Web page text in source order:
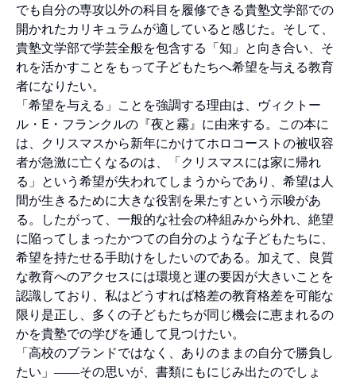
でも自分の専攻以外の科目を履修できる貴塾文学部での
開かれたカリキュラムが適していると感じた。そして、
貴塾文学部で学芸全般を包含する「知」と向き合い、そ
れを活かすことをもって子どもたちへ希望を与える教育
者になりたい。
「希望を与える」ことを強調する理由は、ヴィクトー
ル・E・フランクルの『夜と霧』に由来する。この本に
は、クリスマスから新年にかけてホロコーストの被収容
者が急激に亡くなるのは、「クリスマスには家に帰れ
る」という希望が失われてしまうからであり、希望は人
間が生きるために大きな役割を果たすという示唆があ
る。したがって、一般的な社会の枠組みから外れ、絶望
に陥ってしまったかつての自分のような子どもたちに、
希望を持たせる手助けをしたいのである。加えて、良質
な教育へのアクセスには環境と運の要因が大きいことを
認識しており、私はどうすれば格差の教育格差を可能な
限り是正し、多くの子どもたちが同じ機会に恵まれるの
かを貴塾での学びを通して見つけたい。
「高校のブランドではなく、ありのままの自分で勝負し
たい」――その思いが、書類にもにじみ出たのでしょ